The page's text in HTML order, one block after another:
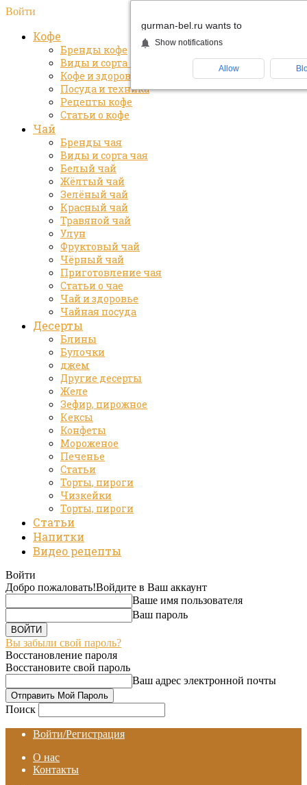
Войти
Кофе
Бренды кофе
Виды и сорта кофе
Кофе и здоровье
Посуда и техника
Рецепты кофе
Статьи о кофе
Чай
Бренды чая
Виды и сорта чая
Белый чай
Жёлтый чай
Зелёный чай
Красный чай
Травяной чай
Улун
Фруктовый чай
Чёрный чай
Приготовление чая
Статьи о чае
Чай и здоровье
Чайная посуда
Десерты
Блины
Булочки
джем
Другие десерты
Желе
Зефир, пирожное
Кексы
Конфеты
Мороженое
Печенье
Статьи
Торты, пироги
Чизкейки
Торты, пироги
Статьи
Напитки
Видео рецепты
Войти
Добро пожаловать!Войдите в Ваш аккаунт
Ваше имя пользователя
Ваш пароль
Вы забыли свой пароль?
Восстановление пароля
Восстановите свой пароль
Ваш адрес электронной почты
Поиск
Войти/Регистрация
О нас
Контакты
gurman-bel.ru wants to
Show notifications
Allow